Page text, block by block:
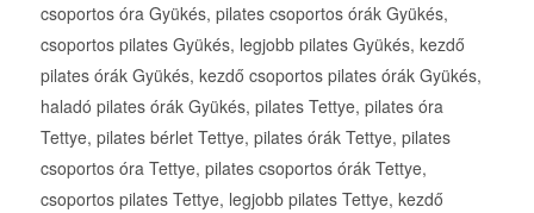
csoportos óra Gyükés, pilates csoportos órák Gyükés,
csoportos pilates Gyükés, legjobb pilates Gyükés, kezdő
pilates órák Gyükés, kezdő csoportos pilates órák Gyükés,
haladó pilates órák Gyükés, pilates Tettye, pilates óra
Tettye, pilates bérlet Tettye, pilates órák Tettye, pilates
csoportos óra Tettye, pilates csoportos órák Tettye,
csoportos pilates Tettye, legjobb pilates Tettye, kezdő